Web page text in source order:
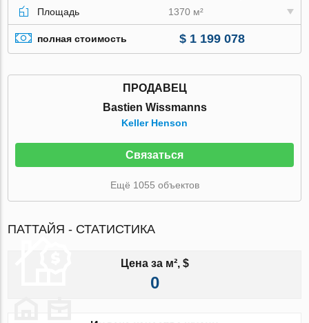
Площадь
1370 м²
полная стоимость $ 1 199 078
ПРОДАВЕЦ
Bastien Wissmanns
Keller Henson
Связаться
Ещё 1055 объектов
ПАТТАЙЯ - СТАТИСТИКА
Цена за м², $
0